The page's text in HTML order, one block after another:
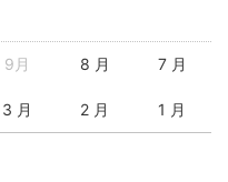
9月 8 月 7 月
3 月 2 月 1 月